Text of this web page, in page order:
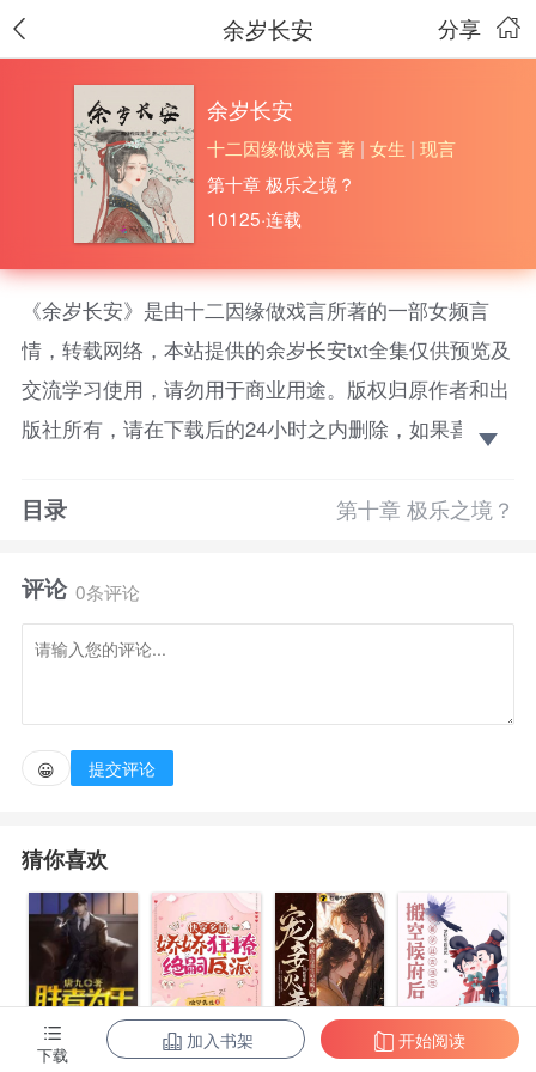
分享
余岁长安
余岁长安
十二因缘做戏言 著 | 女生 |现言
第十章 极乐之境？
10125·连载
《余岁长安》是由十二因缘做戏言所著的一部女频言
情，转载网络，本站提供的余岁长安txt全集仅供预览及
交流学习使用，请勿用于商业用途。版权归原作者和出
版社所有，请在下载后的24小时之内删除，如果喜欢。
花骗的家破人亡，立下毒誓:
“生生死死都要让恶贼得尝恶果！”万念俱灰下，一心
求死。不曾想竟然还魂重生回到十二年前，这世她定要
保至亲平安！
以茶治茶，以莲治莲！不就是撒娇柔弱飚演技？老娘
两世为人能输给你？
真心交付？不过贪图她背后势力！威胁她至亲？她便
让这天下换个人做！
目录 第十章 极乐之境？
评论 0条评论
😀 提交评论
猜你喜欢
陈东王楠楠
快穿多胎，娇
宠妾灭妻？神
搬空候府后，
下载
加入书架 开始阅读